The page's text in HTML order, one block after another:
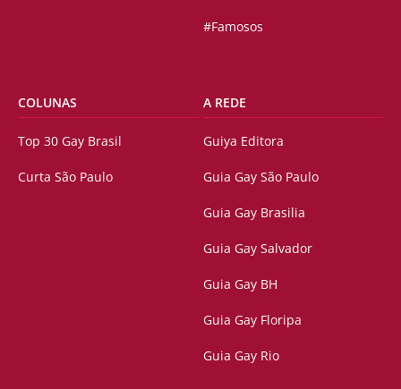
#Famosos
COLUNAS
Top 30 Gay Brasil
Curta São Paulo
A REDE
Guiya Editora
Guia Gay São Paulo
Guia Gay Brasilia
Guia Gay Salvador
Guia Gay BH
Guia Gay Floripa
Guia Gay Rio